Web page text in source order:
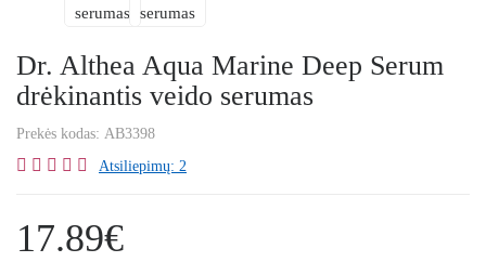
Dr. Althea Aqua Marine Deep Serum
drėkinantis veido serumas
Prekės kodas: AB3398
Atsiliepimų: 2
17.89€